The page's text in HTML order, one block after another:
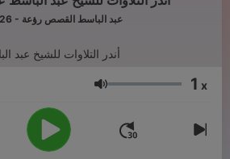
26 - عبد الباسط القصص رؤعة
أندر التلاوات للشيخ عبد
Ses 1 x